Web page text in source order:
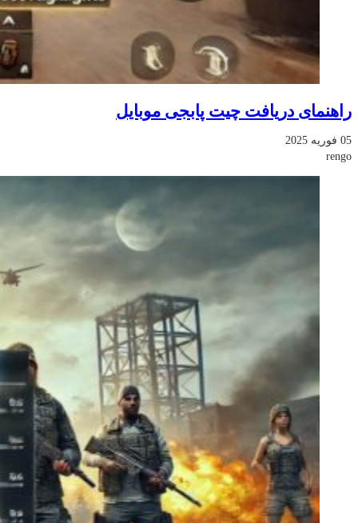
راهنمای دریافت چیت پابجی موبایل
05 فوریه 2025
rengo